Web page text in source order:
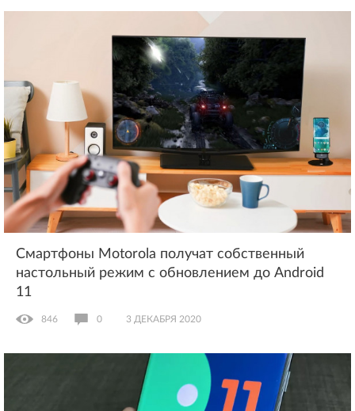
Смартфоны Motorola получат собственный
настольный режим с обновлением до Android
11
846 0 3 ДЕКАБРЯ 2020